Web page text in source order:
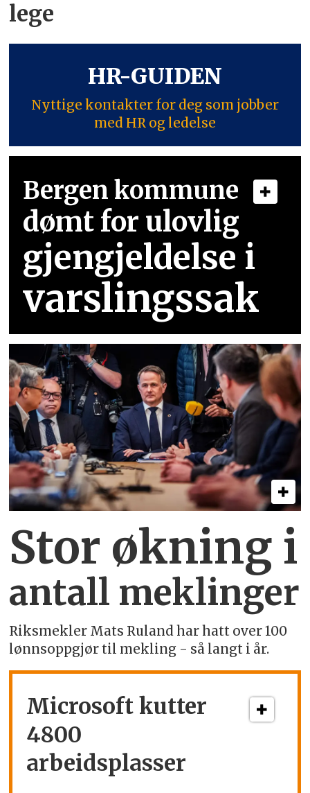
lege
HR-GUIDEN
Nyttige kontakter for deg som jobber
med HR og ledelse
Bergen kommune
dømt for ulovlig
gjengjeldelse i
varslingssak
Stor økning i
antall meklinger
Riksmekler Mats Ruland har hatt over 100
lønnsoppgjør til mekling - så langt i år.
Microsoft kutter
4800
arbeidsplasser